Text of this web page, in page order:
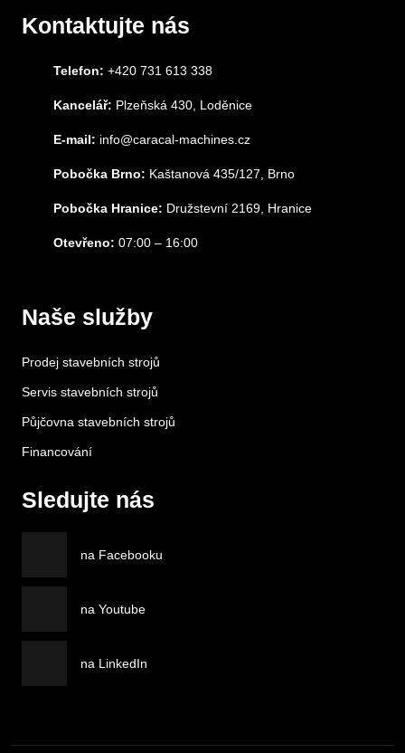
Kontaktujte nás
Telefon: +420 731 613 338
Kancelář: Plzeňská 430, Loděnice
E-mail: info@caracal-machines.cz
Pobočka Brno: Kaštanová 435/127, Brno
Pobočka Hranice: Družstevní 2169, Hranice
Otevřeno: 07:00 – 16:00
Naše služby
Prodej stavebních strojů
Servis stavebních strojů
Půjčovna stavebních strojů
Financování
Sledujte nás
na Facebooku
na Youtube
na LinkedIn